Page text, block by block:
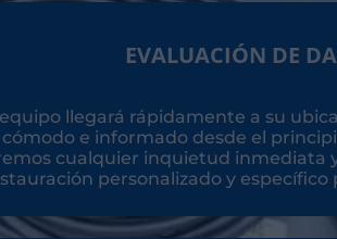
EVALUACIÓN DE
llegará rápidamente a su
e informado desde el
cualquier inquietud inmediata
personalizado y específico